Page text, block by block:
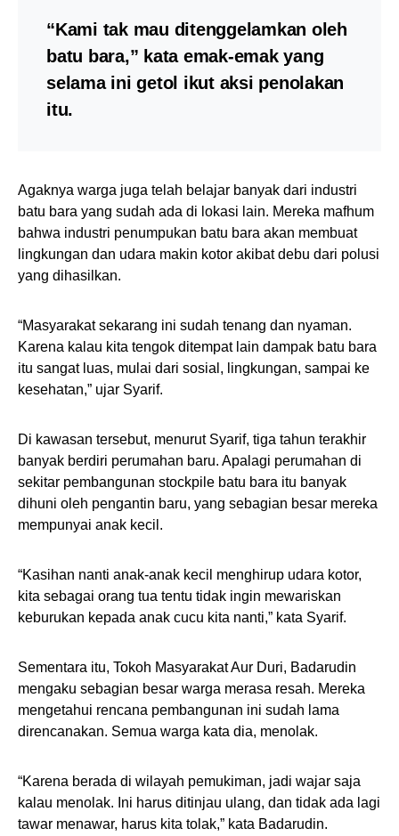
“Kami tak mau ditenggelamkan oleh
batu bara,” kata emak-emak yang
selama ini getol ikut aksi penolakan
itu.
Agaknya warga juga telah belajar banyak dari industri
batu bara yang sudah ada di lokasi lain. Mereka mafhum
bahwa industri penumpukan batu bara akan membuat
lingkungan dan udara makin kotor akibat debu dari polusi
yang dihasilkan.
“Masyarakat sekarang ini sudah tenang dan nyaman.
Karena kalau kita tengok ditempat lain dampak batu bara
itu sangat luas, mulai dari sosial, lingkungan, sampai ke
kesehatan,” ujar Syarif.
Di kawasan tersebut, menurut Syarif, tiga tahun terakhir
banyak berdiri perumahan baru. Apalagi perumahan di
sekitar pembangunan stockpile batu bara itu banyak
dihuni oleh pengantin baru, yang sebagian besar mereka
mempunyai anak kecil.
“Kasihan nanti anak-anak kecil menghirup udara kotor,
kita sebagai orang tua tentu tidak ingin mewariskan
keburukan kepada anak cucu kita nanti,” kata Syarif.
Sementara itu, Tokoh Masyarakat Aur Duri, Badarudin
mengaku sebagian besar warga merasa resah. Mereka
mengetahui rencana pembangunan ini sudah lama
direncanakan. Semua warga kata dia, menolak.
“Karena berada di wilayah pemukiman, jadi wajar saja
kalau menolak. Ini harus ditinjau ulang, dan tidak ada lagi
tawar menawar, harus kita tolak,” kata Badarudin.